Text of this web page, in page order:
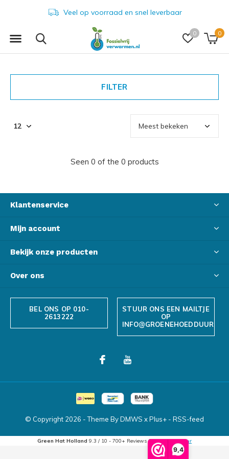
9,4
0 0
Veel op voorraad en snel leverbaar
FILTER
Seen 0 of the 0 products
Klantenservice
Mijn account
Bekijk onze producten
Over ons
BEL ONS OP 010-
2613222
STUUR ONS EEN MAILTJE
OP
© Copyright 2026 - Theme ByDMWS xPlus+ - RSS-feed
Green Hat Holland 9.3 / 10 - 700+ Reviews @Webwinkelkeur